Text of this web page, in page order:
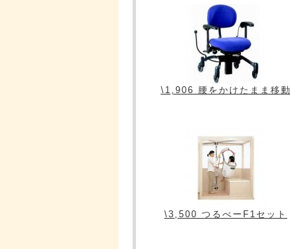
\1,906 腰をかけたまま移動
\3,500 つるべーF1セット